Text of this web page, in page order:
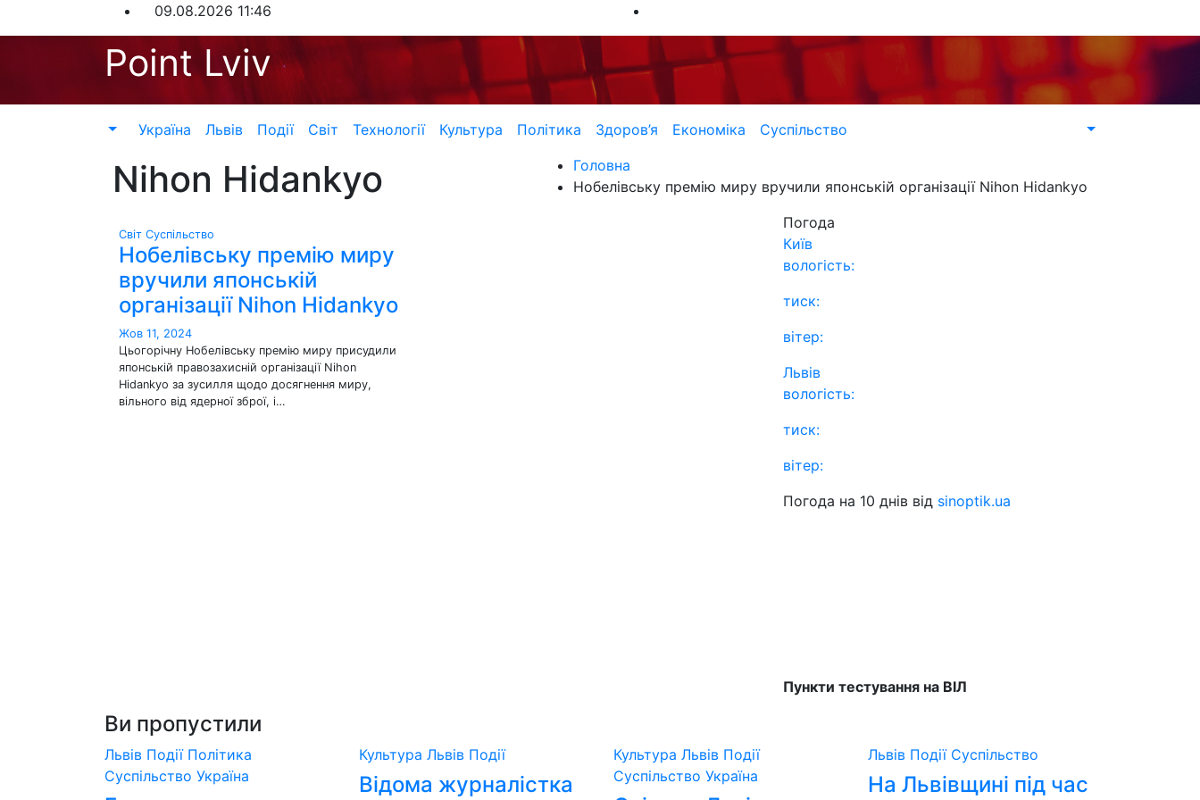
до
09.08.2026 11:46
Point Lviv
Україна Львів Події Світ Технології Культура Політика Здоров’я Економіка Суспільство
Nihon Hidankyo
Головна
Нобелівську премію миру вручили японській організації Nihon Hidankyo
Світ Суспільство
Нобелівську премію миру
вручили японській
організації Nihon Hidankyo
Жов 11, 2024
Цьогорічну Нобелівську премію миру присудили
японській правозахисній організації Nihon
Hidankyo за зусилля щодо досягнення миру,
вільного від ядерної зброї, і…
Погода
Київ
вологість:
тиск:
вітер:
Львів
вологість:
тиск:
вітер:
Погода на 10 днів від sinoptik.ua
Пункти тестування на ВІЛ
Ви пропустили
Львів Події Політика
Суспільство Україна
Культура Львів Події
Відома журналістка
Культура Львів Події
Суспільство Україна
Львів Події Суспільство
На Львівщині під час